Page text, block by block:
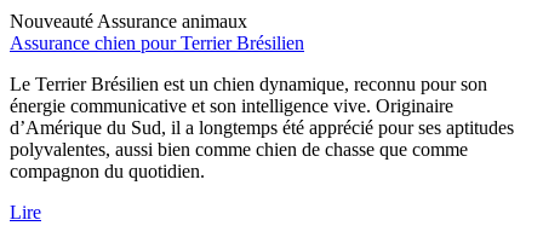
Nouveauté Assurance animaux
Assurance chien pour Terrier Brésilien
Le Terrier Brésilien est un chien dynamique, reconnu pour son
énergie communicative et son intelligence vive. Originaire
d’Amérique du Sud, il a longtemps été apprécié pour ses aptitudes
polyvalentes, aussi bien comme chien de chasse que comme
compagnon du quotidien.
Lire